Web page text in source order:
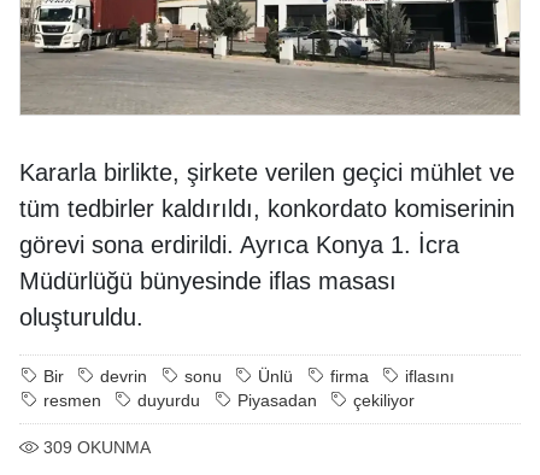
Kararla birlikte, şirkete verilen geçici mühlet ve
tüm tedbirler kaldırıldı, konkordato komiserinin
görevi sona erdirildi. Ayrıca Konya 1. İcra
Müdürlüğü bünyesinde iflas masası
oluşturuldu.
Bir devrin sonu Ünlü firma
iflasını
resmen
duyurdu Piyasadan çekiliyor
309 OKUNMA